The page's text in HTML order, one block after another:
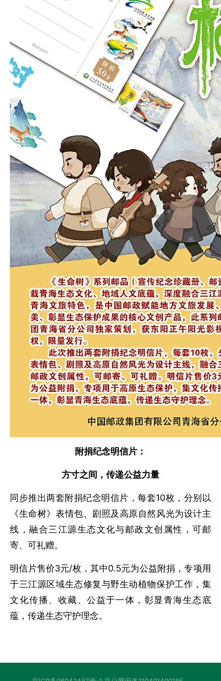
附捐纪念明信片：
方寸之间，传递公益力量
同步推出两套附捐纪念明信片，每套10枚，分别以
《生命树》表情包、剧照及高原自然风光为设计主
线，融合三江源生态文化与邮政文创属性，可邮
寄、可礼赠。
明信片售价3元/枚，其中0.5元为公益附捐，专项用
于三江源区域生态修复与野生动植物保护工作，集
文化传播、收藏、公益于一体，彰显青海生态底
蕴，传递生态守护理念。